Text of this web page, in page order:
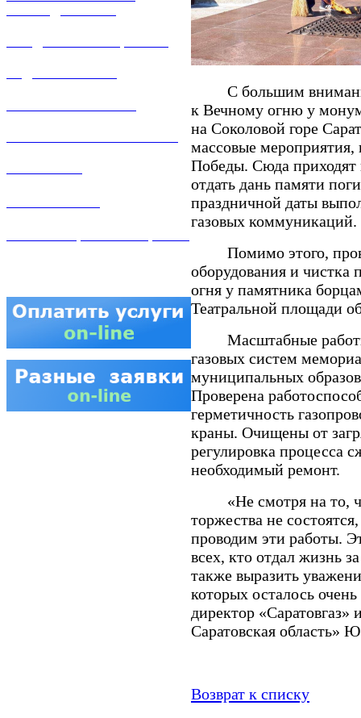
С большим
к Вечному огню у
на Соколовой горе
массовые
Победы. Сюда приходят
отдать дань памяти
праздничной даты
газовых коммуникаций.
Помимо этого,
оборудования и чистка
огня у памятника
Театральной площади
Масштабные работы
газовых систем
муниципальных
Проверена
герметичность
краны. Очищены от
регулировка процесса
необходимый ремонт.
«Не смотря на то,
торжества не
проводим эти работы.
всех, кто отдал жизнь
также выразить
которых осталось
директор «Саратовгаз»
Саратовская область»
Возврат к списку